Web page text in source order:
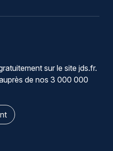
sur le site jds.fr.
de nos 3 000 000